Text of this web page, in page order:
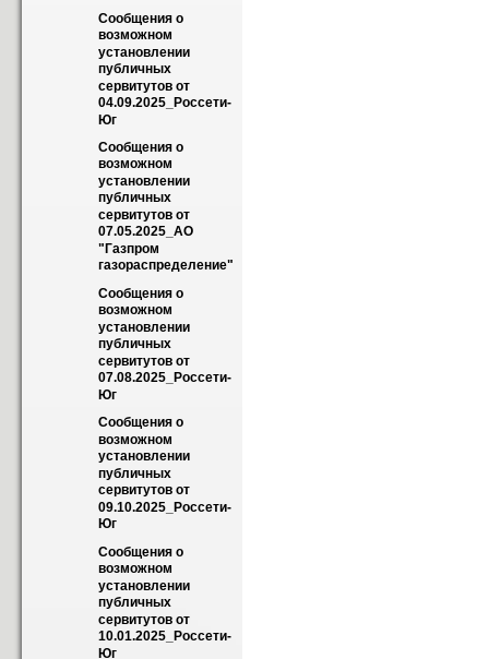
Сообщения о
возможном
установлении
публичных
сервитутов от
04.09.2025_Россети-
Юг
Сообщения о
возможном
установлении
публичных
сервитутов от
07.05.2025_АО
"Газпром
газораспределение"
Сообщения о
возможном
установлении
публичных
сервитутов от
07.08.2025_Россети-
Юг
Сообщения о
возможном
установлении
публичных
сервитутов от
09.10.2025_Россети-
Юг
Сообщения о
возможном
установлении
публичных
сервитутов от
10.01.2025_Россети-
Юг